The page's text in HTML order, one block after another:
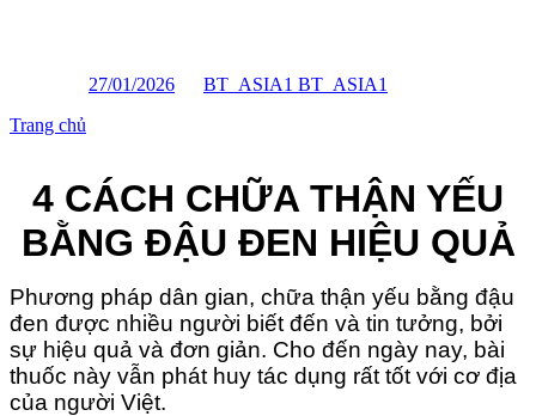
27/01/2026
BT_ASIA1 BT_ASIA1
Trang chủ
4 CÁCH CHỮA THẬN YẾU
BẰNG ĐẬU ĐEN HIỆU QUẢ
Phương pháp dân gian, chữa thận yếu bằng đậu
đen được nhiều người biết đến và tin tưởng, bởi
sự hiệu quả và đơn giản. Cho đến ngày nay, bài
thuốc này vẫn phát huy tác dụng rất tốt với cơ địa
của người Việt.